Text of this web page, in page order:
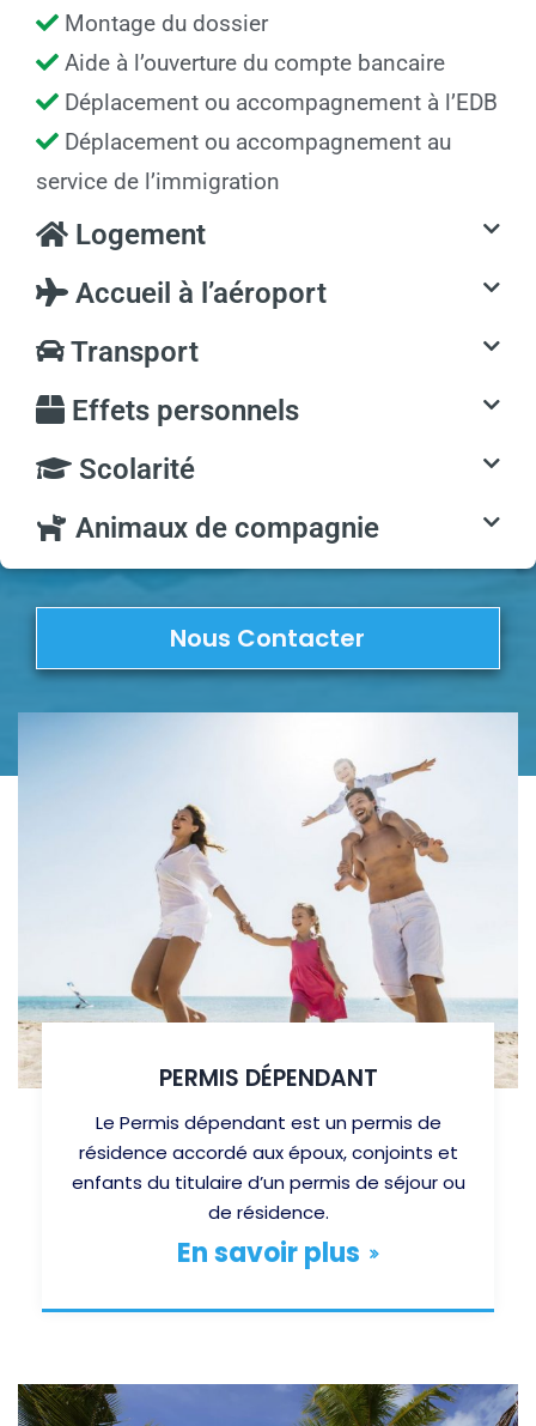
Montage du dossier
Aide à l’ouverture du compte bancaire
Déplacement ou accompagnement à l’EDB
Déplacement ou accompagnement au
service de l’immigration
Logement
Accueil à l’aéroport
Transport
Effets personnels
Scolarité
Animaux de compagnie
Nous Contacter
PERMIS DÉPENDANT
Le Permis dépendant est un permis de
résidence accordé aux époux, conjoints et
enfants du titulaire d’un permis de séjour ou
de résidence.
En savoir plus